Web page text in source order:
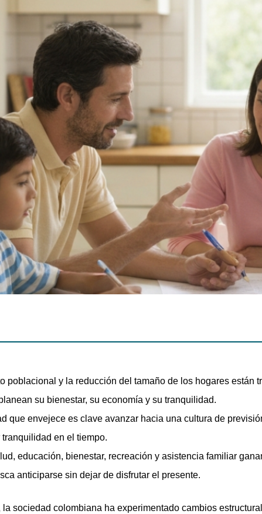
poblacional y la reducción del tamaño de los hogares están
su bienestar, su economía y su tranquilidad.
que envejece es clave avanzar hacia una cultura de
en el tiempo.
educación, bienestar, recreación y asistencia familiar
anticiparse sin dejar de disfrutar el presente.
la sociedad colombiana ha experimentado cambios